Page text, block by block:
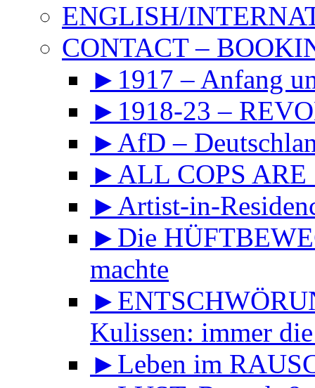
ENGLISH/
CONTACT –
►1917 – Anfang
►1918-23 –
►AfD –
►ALL COPS ARE
►Artist-in-
►Die
machte
Kulissen: immer
►Leben im